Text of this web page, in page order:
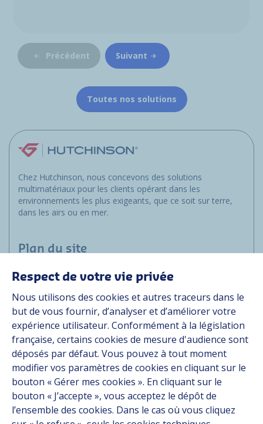
Précédent Suivant
Toutes nos solutions
Chez Hutchinson, nous concevons des solutions
multimatériaux pour les clients opérant dans les
environnements les plus exigeants, que ce soit sur terre,
dans les airs ou en mer.
Plan du site
Applications
Solutions
Ressources
À propos
Carrière
Contact
Suivez-nous
Respect de votre vie privée
Nous utilisons des cookies et autres traceurs dans le
but de vous fournir, d’analyser et d’améliorer votre
expérience utilisateur. Conformément à la législation
française, certains cookies de mesure d'audience sont
déposés par défaut. Vous pouvez à tout moment
modifier vos paramètres de cookies en cliquant sur le
bouton « Gérer mes cookies ». En cliquant sur le
bouton « J’accepte », vous acceptez le dépôt de
l’ensemble des cookies. Dans le cas où vous cliquez